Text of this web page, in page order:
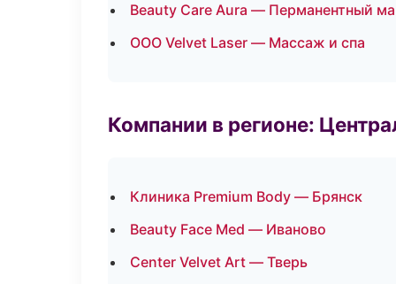
Beauty Care Aura — Перманентный
ООО Velvet Laser — Массаж и спа
Компании в регионе:
Клиника Premium Body — Брянск
Beauty Face Med — Иваново
Center Velvet Art — Тверь